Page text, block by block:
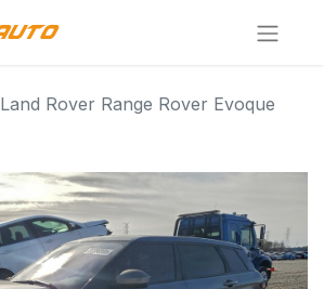
Land Rover Range Rover Evoque